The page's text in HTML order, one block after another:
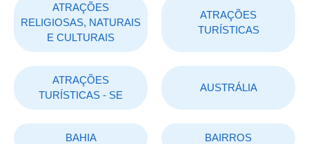
ATRAÇÕES
RELIGIOSAS, NATURAIS
E CULTURAIS
ATRAÇÕES
TURÍSTICAS
ATRAÇÕES
TURÍSTICAS - SE
AUSTRÁLIA
BAHIA BAIRROS